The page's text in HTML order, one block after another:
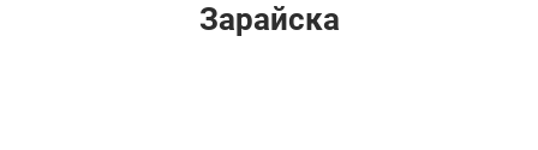
Зарайска